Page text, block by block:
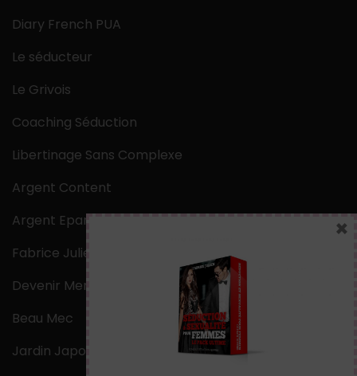
Diary French PUA
Le séducteur
Le Grivois
Coaching Séduction
Libertinage Sans Complexe
Argent Content
Argent Epargne
Fabrice Julien
Devenir Mentaliste
Beau Mec
Jardin Japonais Zen
×